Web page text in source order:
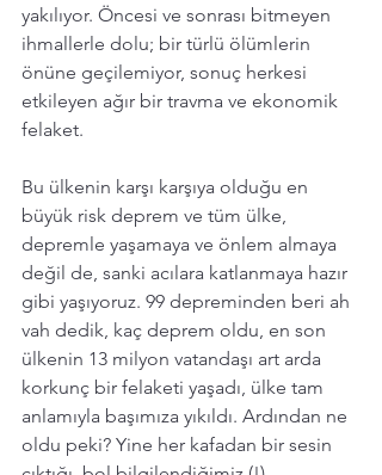
yakılıyor. Öncesi ve sonrası bitmeyen
ihmallerle dolu; bir türlü ölümlerin
önüne geçilemiyor, sonuç herkesi
etkileyen ağır bir travma ve ekonomik
felaket.
Bu ülkenin karşı karşıya olduğu en
büyük risk deprem ve tüm ülke,
depremle yaşamaya ve önlem almaya
değil de, sanki acılara katlanmaya hazır
gibi yaşıyoruz. 99 depreminden beri ah
vah dedik, kaç deprem oldu, en son
ülkenin 13 milyon vatandaşı art arda
korkunç bir felaketi yaşadı, ülke tam
anlamıyla başımıza yıkıldı. Ardından ne
oldu peki? Yine her kafadan bir sesin